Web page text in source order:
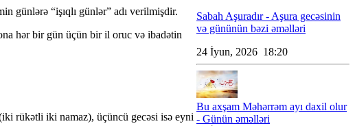
günlərə “işıqlı günlər” adı verilmişdir.
hər bir gün üçün bir il oruc və ibadətin
rükətli iki namaz), üçüncü gecəsi isə eyni
Sabah Aşuradır - Aşura gecəsinin
və gününün bəzi əməlləri
24 İyun, 2026 18:20
Bu axşam Məhərrəm ayı daxil olur
- Günün əməlləri